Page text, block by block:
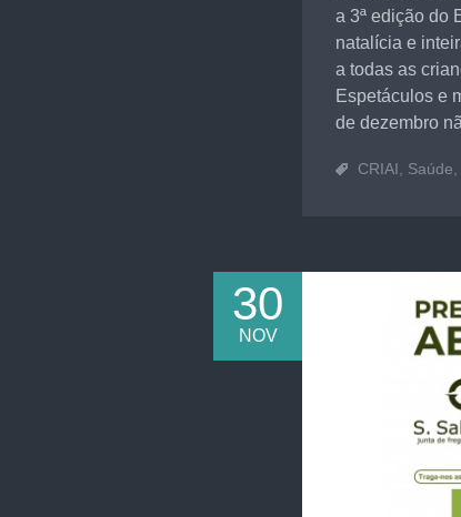
a 3ª edição do
natalícia e
a todas as
Espetáculos e
de dezembro
CRIAI Saúde
30
NOV